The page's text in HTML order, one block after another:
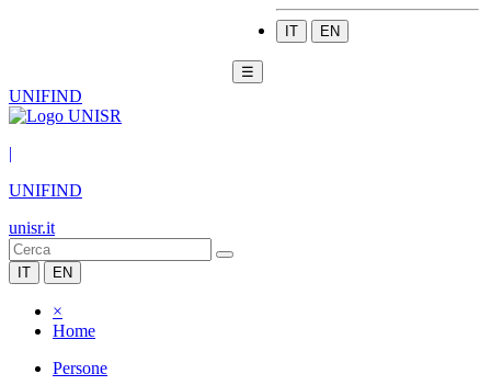
IT EN
☰
UNIFIND
|
UNIFIND
unisr.it
IT EN
×
Home
Persone